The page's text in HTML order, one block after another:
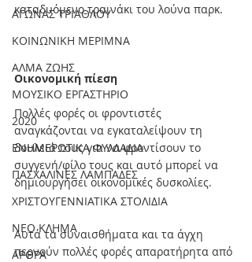
ΑΓΩΝΑΣ ΤΡΙΑΘΛΟΥ
ΚΟΙΝΩΝΙΚΗ ΜΕΡΙΜΝΑ
ΑΛΜΑ ΖΩΗΣ
ΜΟΥΣΙΚΟ ΕΡΓΑΣΤΗΡΙΟ
2020
ΕΝΗΜΕΡΩΤΙΚΑ ΦΥΛΛΑΔΙΑ
ΠΑΣΧΑΛΙΝΕΣ ΛΑΜΠΑΔΕΣ
ΧΡΙΣΤΟΥΓΕΝΝΙΑΤΙΚΑ ΣΤΟΛΙΔΙΑ
ΝΕΟ ΚΛΗΜΑ
ΑΡΘΡΑ
καταδυόμενο τραινάκι του λούνα παρκ.
Οικονομική πίεση
Πολλές φορές οι φροντιστές
αναγκάζονται να εγκαταλείψουν τη
δουλειά τους για να φροντίσουν το
συγγενή/φίλο τους και αυτό μπορεί να
δημιουργήσει οικονομικές δυσκολίες.
Αυτά τα συναισθήματα και τα άγχη
περνούν πολλές φορές απαρατήρητα από